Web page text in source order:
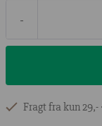
-
Fragt fra kun 29,-